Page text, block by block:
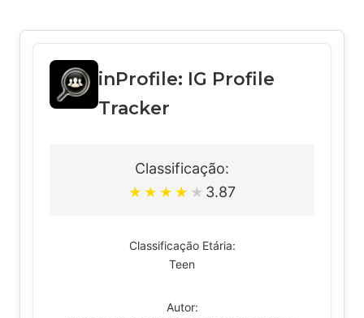
inProfile: IG Profile
Tracker
Classificação:
★ ★ ★ ★ ★ 3.87
Classificação Etária:
Teen
Autor: